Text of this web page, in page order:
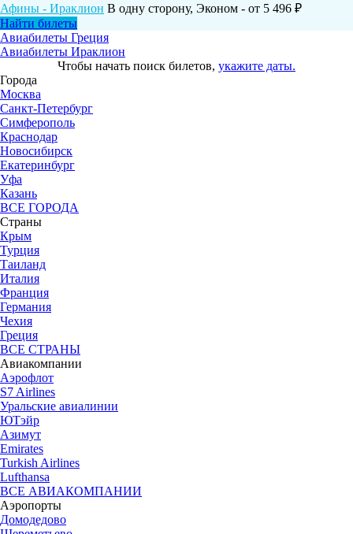
Афины - Ираклион В одну сторону, Эконом - от 5 496 ₽
Найти билеты
Авиабилеты Греция
Авиабилеты Ираклион
Чтобы начать поиск билетов, укажите даты.
Города
Москва
Санкт-Петербург
Симферополь
Краснодар
Новосибирск
Екатеринбург
Уфа
Казань
ВСЕ ГОРОДА
Страны
Крым
Турция
Таиланд
Италия
Франция
Германия
Чехия
Греция
ВСЕ СТРАНЫ
Авиакомпании
Аэрофлот
S7 Airlines
Уральские авиалинии
ЮТэйр
Азимут
Emirates
Turkish Airlines
Lufthansa
ВСЕ АВИАКОМПАНИИ
Аэропорты
Домодедово